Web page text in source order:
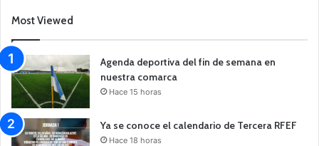
Most Viewed
Agenda deportiva del fin de semana en
nuestra comarca
Hace 15 horas
Ya se conoce el calendario de Tercera RFEF
Hace 18 horas